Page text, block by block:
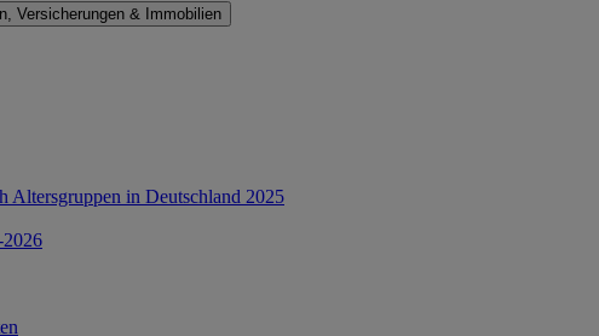
Versicherungen & Immobilien
Altersgruppen in Deutschland 2025